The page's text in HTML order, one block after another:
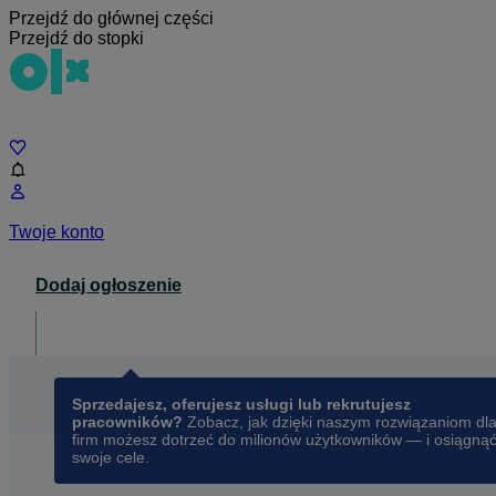
Przejdź do głównej części
Przejdź do stopki
Twoje konto
Dodaj ogłoszenie
Sprzedajesz, oferujesz usługi lub rekrutujesz
pracowników? Zobacz, jak dzięki naszym rozwiązaniom dla
firm możesz dotrzeć do milionów użytkowników — i osiągnąć
swoje cele.